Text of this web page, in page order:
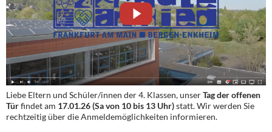
Liebe Eltern und Schüler/innen der 4. Klassen, unserTag der offenen
Türfindet am 17.01.26 (Sa von 10 bis 13 Uhr)statt. Wir werden Sie
rechtzeitig über die Anmeldemöglichkeiten informieren.